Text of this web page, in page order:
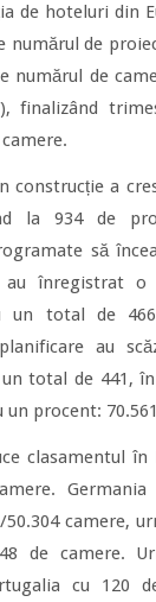
de hoteluri din
numărul de
numărul de
finalizând
construcție a
la 934 de
să
înregistrat o
total de 466
au
total de 441,
procent:
clasamentul în
camere,
de camere.
cu 120